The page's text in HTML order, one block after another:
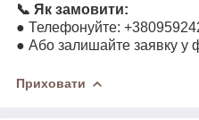
📞 Як замовити:
● Телефонуйте:
● Або залишайте заявку у
Приховати